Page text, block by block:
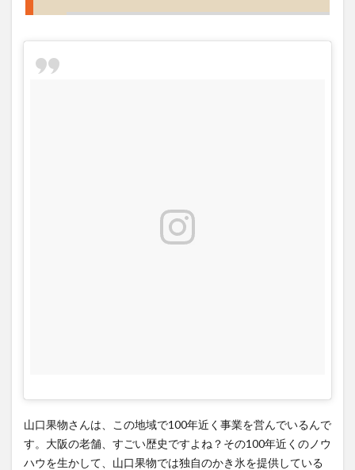
山口果物さんは、この地域で100年近く事業を営んでいるんで
す。大阪の老舗、すごい歴史ですよね？その100年近くのノウ
ハウを生かして、山口果物では独自のかき氷を提供している